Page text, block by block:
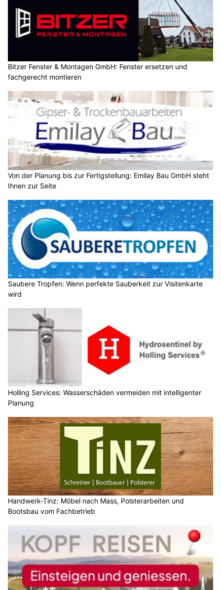
Bitzer Fenster & Montagen GmbH: Fenster ersetzen und
fachgerecht montieren
Von der Planung bis zur Fertigstellung: Emilay Bau GmbH steht
Ihnen zur Seite
Saubere Tropfen: Wenn perfekte Sauberkeit zur Visitenkarte
wird
Holling Services: Wasserschäden vermeiden mit intelligenter
Planung
Handwerk-Tinz: Möbel nach Mass, Polsterarbeiten und
Bootsbau vom Fachbetrieb